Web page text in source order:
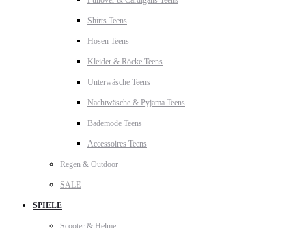
Shirts Teens
Hosen Teens
Kleider & Röcke Teens
Unterwäsche Teens
Nachtwäsche & Pyjama Teens
Bademode Teens
Accessoires Teens
Regen & Outdoor
SALE
SPIELE
Scooter & Helme